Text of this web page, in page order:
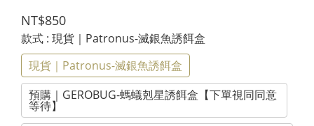
NT$850
款式 : 現貨｜Patronus-滅銀魚誘餌盒
現貨｜Patronus-滅銀魚誘餌盒
預購｜GEROBUG-螞蟻剋星誘餌盒【下單視同同意
等待】